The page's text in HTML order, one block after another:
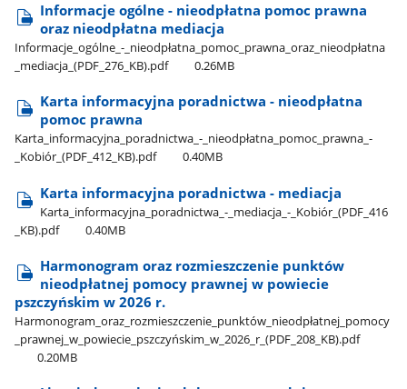
Informacje ogólne - nieodpłatna pomoc prawna
oraz nieodpłatna mediacja
Informacje​_ogólne​_-​_nieodpłatna​_pomoc​_prawna​_oraz​_nieodpłatna​
_mediacja​_(PDF​_276​_KB).pdf
0.26MB
Karta informacyjna poradnictwa - nieodpłatna
pomoc prawna
Karta​_informacyjna​_poradnictwa​_-​_nieodpłatna​_pomoc​_prawna​_-​
_Kobiór​_(PDF​_412​_KB).pdf
0.40MB
Karta informacyjna poradnictwa - mediacja
Karta​_informacyjna​_poradnictwa​_-​_mediacja​_-​_Kobiór​_(PDF​_416​
_KB).pdf
0.40MB
Harmonogram oraz rozmieszczenie punktów
nieodpłatnej pomocy prawnej w powiecie
pszczyńskim w 2026 r.
Harmonogram​_oraz​_rozmieszczenie​_punktów​_nieodpłatnej​_pomocy​
_prawnej​_w​_powiecie​_pszczyńskim​_w​_2026​_r​_(PDF​_208​_KB).pdf
0.20MB